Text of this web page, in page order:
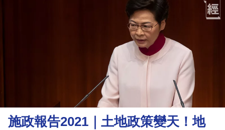
理
財
施政報告2021｜土地政策變天！地